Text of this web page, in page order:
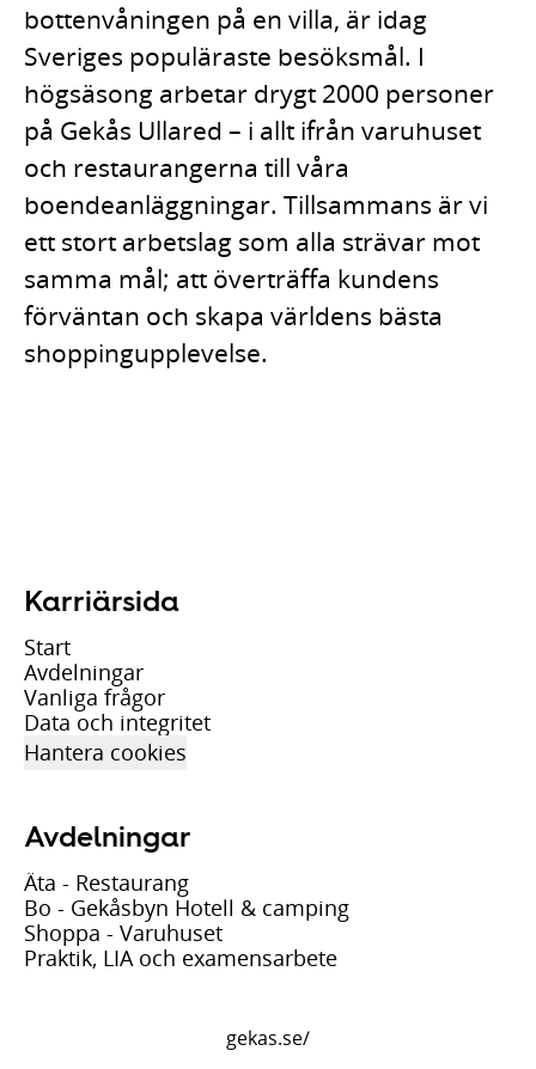
bottenvåningen på en villa, är idag
Sveriges populäraste besöksmål. I
högsäsong arbetar drygt 2000 personer
på Gekås Ullared – i allt ifrån varuhuset
och restaurangerna till våra
boendeanläggningar. Tillsammans är vi
ett stort arbetslag som alla strävar mot
samma mål; att överträffa kundens
förväntan och skapa världens bästa
shoppingupplevelse.
Karriärsida
Start
Avdelningar
Vanliga frågor
Data och integritet
Hantera cookies
Avdelningar
Äta - Restaurang
Bo - Gekåsbyn Hotell & camping
Shoppa - Varuhuset
Praktik, LIA och examensarbete
gekas.se/